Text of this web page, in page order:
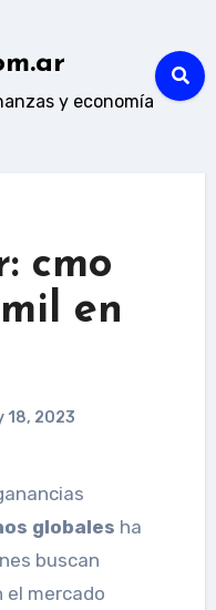
y economía
cmo
en
18, 2023
globales ha
buscan
el mercado